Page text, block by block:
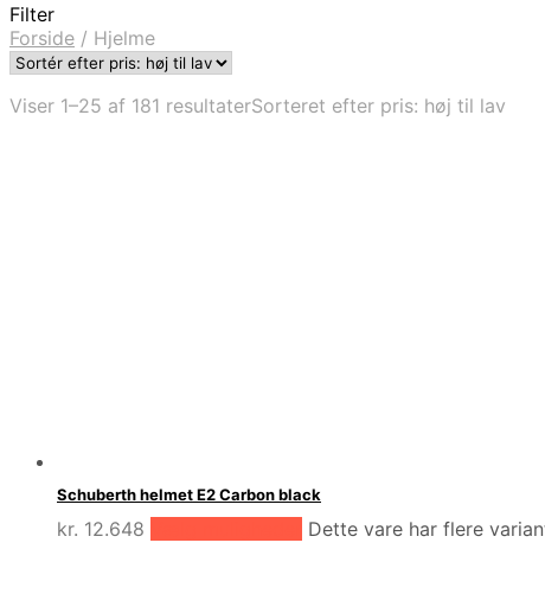
Filter
Forside / Hjelme
Viser 1–25 af 181 resultaterSorteret efter pris: høj til lav
Schuberth helmet E2 Carbon black
kr. 12.648 Dette vare har flere